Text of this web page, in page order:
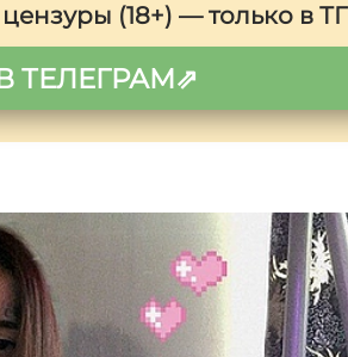
(18+) — только в ТГ
ТЕЛЕГРАМ⇗